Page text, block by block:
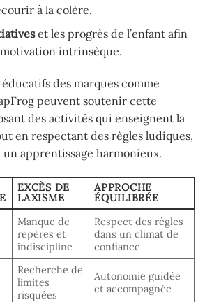
à la colère.
et les progrès de l’enfant afin
intrinsèque.
des marques comme
peuvent soutenir cette
des activités qui enseignent la
en respectant des règles ludiques,
apprentissage harmonieux.
EXCÈS DE
LAXISME
APPROCHE
ÉQUILIBRÉE
Manque de
repères et
indiscipline
Respect des règles
dans un climat de
confiance
Recherche de
limites
risquées
Autonomie guidée
et accompagnée